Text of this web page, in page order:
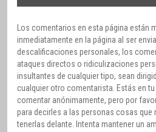
Los comentarios en esta página están
inmediatamente en la página al ser
descalificaciones personales, los
ataques directos o ridiculizaciones
insultantes de cualquier tipo, sean
cualquier otro comentarista. Estás en
comentar anónimamente, pero por
para decirles a las personas cosas que
tenerlas delante. Intenta mantener un